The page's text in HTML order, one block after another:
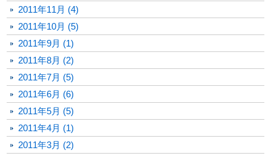
2011年11月 (4)
2011年10月 (5)
2011年9月 (1)
2011年8月 (2)
2011年7月 (5)
2011年6月 (6)
2011年5月 (5)
2011年4月 (1)
2011年3月 (2)